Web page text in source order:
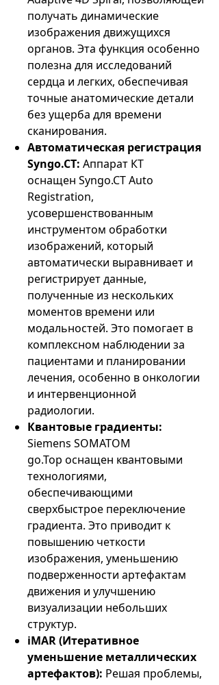
получать динамические
изображения движущихся
органов. Эта функция особенно
полезна для исследований
сердца и легких, обеспечивая
точные анатомические детали
без ущерба для времени
сканирования.
Автоматическая регистрация
Syngo.CT: Аппарат КТ
оснащен Syngo.CT Auto
Registration,
усовершенствованным
инструментом обработки
изображений, который
автоматически выравнивает и
регистрирует данные,
полученные из нескольких
моментов времени или
модальностей. Это помогает в
комплексном наблюдении за
пациентами и планировании
лечения, особенно в онкологии
и интервенционной
радиологии.
Квантовые градиенты:
Siemens SOMATOM
go.Top оснащен квантовыми
технологиями,
обеспечивающими
сверхбыстрое переключение
градиента. Это приводит к
повышению четкости
изображения, уменьшению
подверженности артефактам
движения и улучшению
визуализации небольших
структур.
iMAR (Итеративное
уменьшение металлических
артефактов): Решая проблемы,